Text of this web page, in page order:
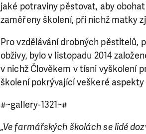
jaké potraviny pěstovat, aby
zaměřeny školení, při nichž matky
Pro vzdělávání drobných pěstitelů,
obživy, bylo v listopadu 2014
v nichž Člověkem v tísni vyškolení
školení pokrývající veškeré
#~gallery-1321~#
„Ve farmářských školách se lidé